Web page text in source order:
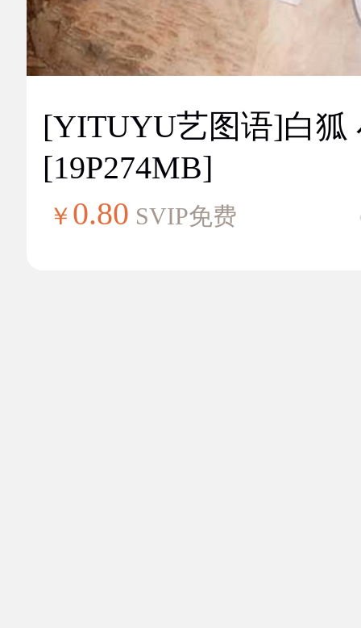
[YITUYU艺图语]白狐
[19P274MB]
￥ 0.80 SVIP免费